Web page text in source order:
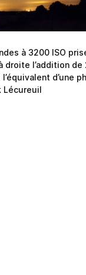
à 3200 ISO
droite l’addition de
d’une
Lécureuil